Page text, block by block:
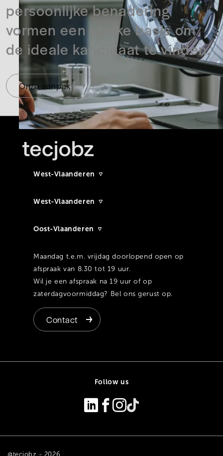
persoonlijke benadering
vormen een sterke basis om
de ideale kandidaat te vinden.
Onze aanpak
West-Vlaanderen
West-Vlaanderen
Oost-Vlaanderen
Maandag t.e.m. vrijdag doorlopend open op
afspraak van 8.30 tot 19 uur.
Wil je een afspraak na 19 uur of op
zaterdagvoormiddag? Bel ons gerust op.
Contact
Follow us
@tecjobz - 2026